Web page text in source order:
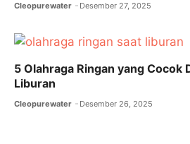
Cleopurewater Desember 27, 2025
5 Olahraga Ringan yang Cocok
Liburan
Cleopurewater Desember 26, 2025